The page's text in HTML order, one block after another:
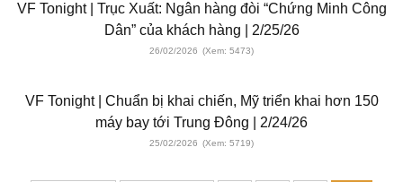
VF Tonight | Trục Xuất: Ngân hàng đòi “Chứng Minh Công
Dân” của khách hàng | 2/25/26
26/02/2026 (Xem: 5473)
VF Tonight | Chuẩn bị khai chiến, Mỹ triển khai hơn 150
máy bay tới Trung Đông | 2/24/26
25/02/2026 (Xem: 5719)